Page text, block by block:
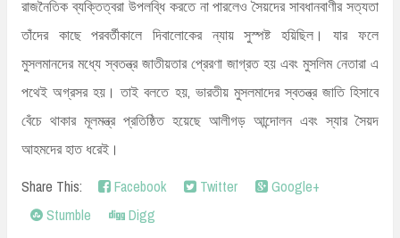
রাজনৈতিক ব্যক্তিত্বরা উপলব্ধি করতে না পারলেও সৈয়দের সাবধানবাণীর সত্যতা
তাঁদের কাছে পরবর্তীকালে দিবালোকের ন্যায় সুস্পষ্ট হয়িছিল। যার ফলে
মুসলমানদের মধ্যে স্বতন্ত্র জাতীয়তার প্রেরণা জাগ্রত হয় এবং মুসলিম নেতারা এ
পথেই অগ্রসর হয়। তাই বলতে হয়, ভারতীয় মুসলমাদের স্বতন্ত্র জাতি হিসাবে
বেঁচে থাকার মূলমন্ত্র প্রতিষ্ঠিত হয়েছে আলীগড় আন্দোলন এবং স্যার সৈয়দ
আহমদের হাত ধরেই।
Share This:
Facebook Twitter
Google+
Stumble
Digg